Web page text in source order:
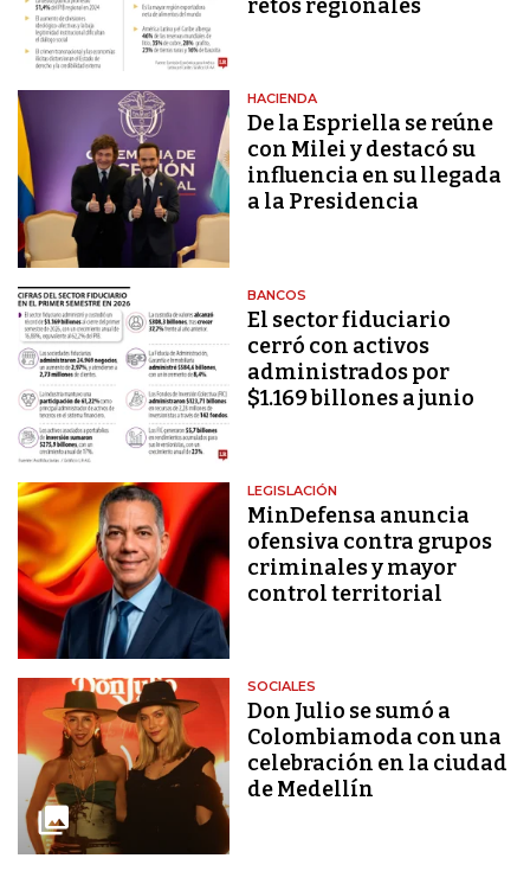
retos regionales
HACIENDA
De la Espriella se reúne
con Milei y destacó su
influencia en su llegada
a la Presidencia
BANCOS
El sector fiduciario
cerró con activos
administrados por
$1.169 billones a junio
LEGISLACIÓN
MinDefensa anuncia
ofensiva contra grupos
criminales y mayor
control territorial
SOCIALES
Don Julio se sumó a
Colombiamoda con una
celebración en la ciudad
de Medellín